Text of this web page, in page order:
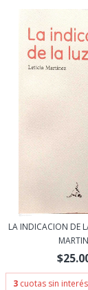
LA INDICACION DE
3 cuotas sin